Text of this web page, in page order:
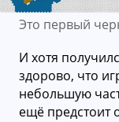
Это первый
И хотя
здорово, что
небольшую
ещё предстоит